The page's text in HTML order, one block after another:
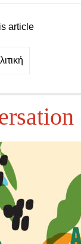
article